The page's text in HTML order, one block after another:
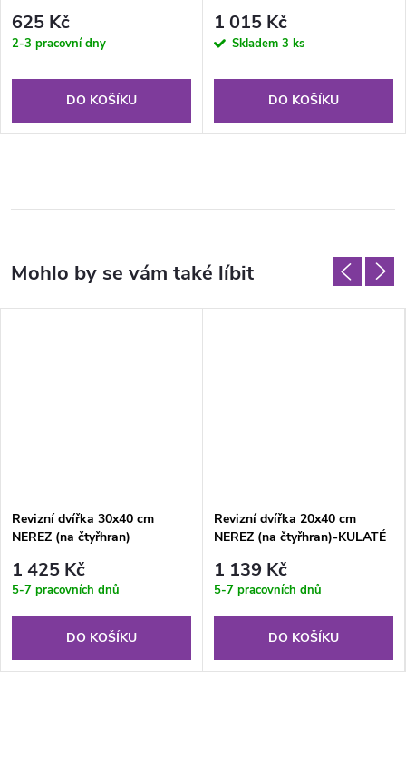
625 Kč
2-3 pracovní dny
DO KOŠÍKU
1 015 Kč
Skladem 3 ks
DO KOŠÍKU
Revizní dvířka 30x40 cm
NEREZ (na čtyřhran)
1 425 Kč
5-7 pracovních dnů
DO KOŠÍKU
Revizní dvířka 20x40 cm
NEREZ (na čtyřhran)-KULATÉ
1 139 Kč
5-7 pracovních dnů
DO KOŠÍKU